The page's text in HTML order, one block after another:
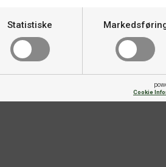
Statistiske
Cookie